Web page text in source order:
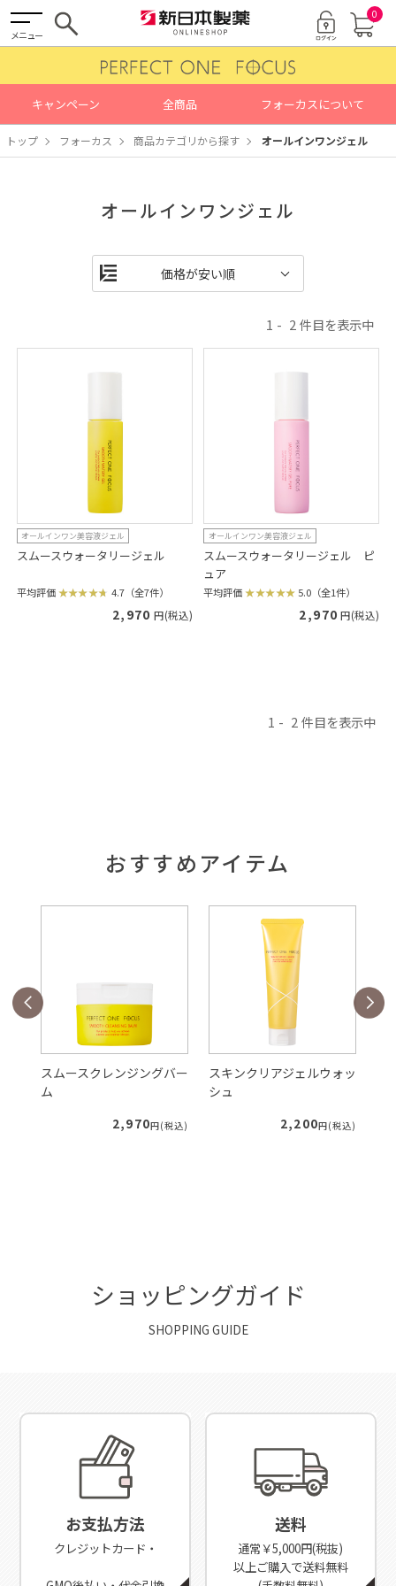
メニュー
0
キャンペーン 全商品 フォーカスについて
トップ フォーカス 商品カテゴリから探す オールインワンジェル
オールインワンジェル
1 2
オールインワン美容液ジェル
スムースウォータリージェル
平均評価 4.7（全7件）
2,970 円(税込)
オールインワン美容液ジェル
スムースウォータリージェル ピ
ュア
平均評価 5.0（全1件）
2,970 円(税込)
1 2
おすすめアイテム
スムースクレンジングバー
ム
2,970円(税込)
スキンクリアジェルウォッ
シュ
2,200円(税込)
ショッピングガイド
SHOPPING GUIDE
お支払方法
クレジットカード・
送料
通常￥5,000円(税抜)
以上ご購入で送料無料